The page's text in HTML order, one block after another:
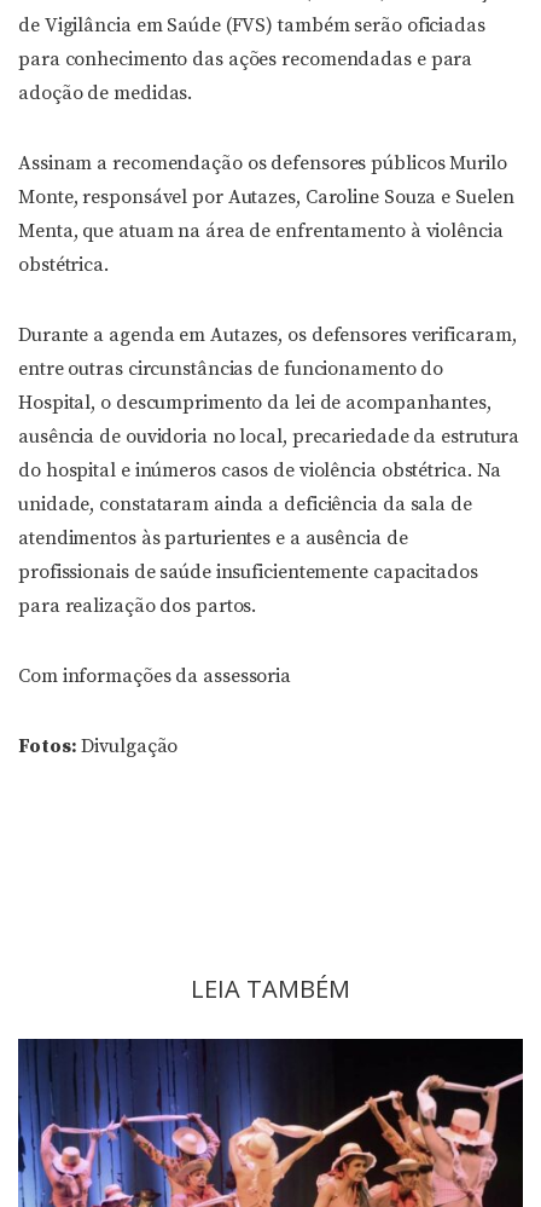
de Vigilância em Saúde (FVS) também serão oficiadas
para conhecimento das ações recomendadas e para
adoção de medidas.
Assinam a recomendação os defensores públicos Murilo
Monte, responsável por Autazes, Caroline Souza e Suelen
Menta, que atuam na área de enfrentamento à violência
obstétrica.
Durante a agenda em Autazes, os defensores verificaram,
entre outras circunstâncias de funcionamento do
Hospital, o descumprimento da lei de acompanhantes,
ausência de ouvidoria no local, precariedade da estrutura
do hospital e inúmeros casos de violência obstétrica. Na
unidade, constataram ainda a deficiência da sala de
atendimentos às parturientes e a ausência de
profissionais de saúde insuficientemente capacitados
para realização dos partos.
Com informações da assessoria
Fotos: Divulgação
LEIA TAMBÉM